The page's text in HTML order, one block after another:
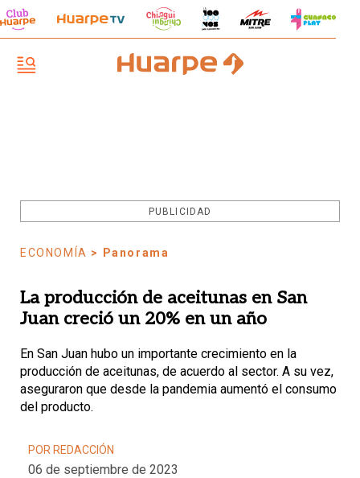
PUBLICIDAD
ECONOMÍA > Panorama
La producción de aceitunas en San
Juan creció un 20% en un año
En San Juan hubo un importante crecimiento en la
producción de aceitunas, de acuerdo al sector. A su vez,
aseguraron que desde la pandemia aumentó el consumo
del producto.
POR REDACCIÓN
06 de septiembre de 2023